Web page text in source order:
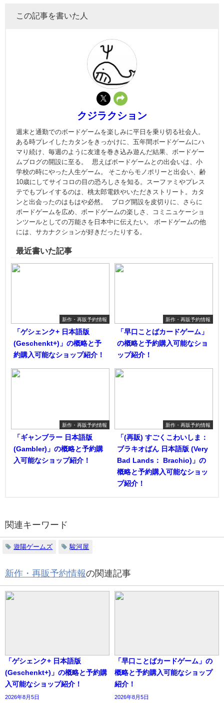
この記事を書いた人
クジラクション
週末と通勤でのボードゲームを楽しみに平日を乗り切る社会人。
ある時プレイしたカタンをきっかけに、五年間ボードゲームにハ
マり続け、毎週のように友達を巻き込み遊んだ結果、ボードゲー
ムブログの開設に至る。 思えばボードゲームとの出会いは、小
学校の時にやった人生ゲーム。 そこからモノポリーと出会い、齢
10歳にしてサイコロの目の恐ろしさを知る。スーファミやプレス
テでもプレイするのは、桃太郎電鉄やいただきストリート。カタ
ンと出会ったのはもはや必然。 ブログ開設を皮切りに、さらに
ボードゲームを広め、ボードゲームの楽しさ、コミニュケーショ
ンツールとしての万能さを日本中に伝えたい。 ボードゲームの他
には、サカナクションが好きだったりする。
最近書いた記事
新作・再販予約情報
「ゲシェンク+ 日本語版
(Geschenkt+)」の概略と予
約購入可能なショップ紹介！
新作・再販予約情報
「早口ことばカードゲーム」
の概略と予約購入可能なショ
ップ紹介！
新作・再販予約情報
「ギャンブラー 日本語版
(Gambler)」の概略と予約購
入可能なショップ紹介！
新作・再販予約情報
「(再販) すごくこわいしま：
ブラキオばん 日本語版 (Very
Bad Lands： Brachio)」の
概略と予約購入可能なショッ
プ紹介！
関連キーワード
遊陽ゲームズ 駿河屋
新作・再販予約情報の関連記事
「ゲシェンク+ 日本語版
(Geschenkt+)」の概略と予約購
入可能なショップ紹介！
2026年8月5日
「早口ことばカードゲーム」の
概略と予約購入可能なショップ
紹介！
2026年8月5日